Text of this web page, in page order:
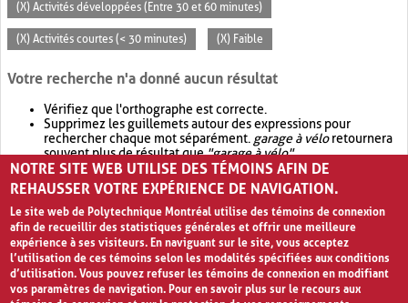
(X) Activités développées (Entre 30 et 60 minutes)
(X) Activités courtes (< 30 minutes) (X) Faible
Votre recherche n'a donné aucun résultat
Vérifiez que l'orthographe est correcte.
Supprimez les guillemets autour des expressions pour
rechercher chaque mot séparément. garage à véloretournera
souvent plus de résultat que"garage à vélo".
Envisagez d'élargir votre recherche avec OR.garage OR vélo
retournera souvent plus de résultat quegarage à vélo
NOTRE SITE WEB UTILISE DES TÉMOINS AFIN DE
REHAUSSER VOTRE EXPÉRIENCE DE NAVIGATION.
Le site web de Polytechnique Montréal utilise des témoins de connexion
afin de recueillir des statistiques générales et offrir une meilleure
expérience à ses visiteurs. En naviguant sur le site, vous acceptez
l’utilisation de ces témoins selon les modalités spécifiées aux conditions
d’utilisation. Vous pouvez refuser les témoins de connexion en modifiant
vos paramètres de navigation. Pour en savoir plus sur le recours aux